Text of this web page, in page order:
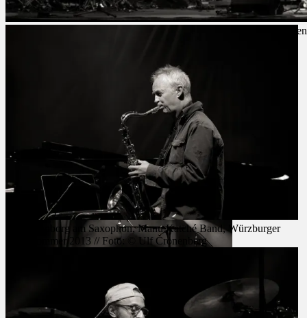
Manu Katché, Würzburger Hafensommer 2013 // Foto: © Ulf
Manu Katché, Würzburger Hafensommer 2013 //
Foto: © Ulf Cronenberg
Tore Brunborg am Saxophon, Manu Katché Band, Würzburger
Hafensommer 2013 // Foto: © Ulf Cronenberg